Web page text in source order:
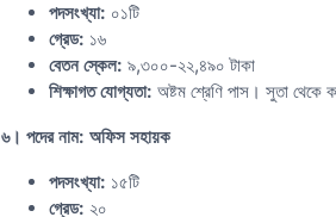
পদসংখ্যা: ০১টি
গ্রেড: ১৬
বেতন স্কেল: ৯,৩০০-২২,৪৯০ টাকা
শিক্ষাগত যোগ্যতা: অষ্টম শ্রেণি পাস। সুতা থেকে
৬। পদের নাম: অফিস সহায়ক
পদসংখ্যা: ১৫টি
গ্রেড: ২০